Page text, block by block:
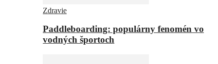
Zdravie
Paddleboarding: populárny fenomén vo
vodných športoch